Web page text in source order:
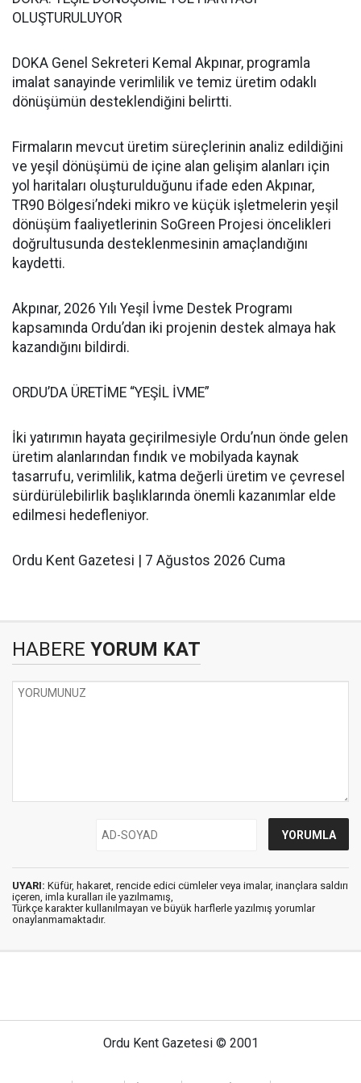
OLUŞTURULUYOR
DOKA Genel Sekreteri Kemal Akpınar, programla
imalat sanayinde verimlilik ve temiz üretim odaklı
dönüşümün desteklendiğini belirtti.
Firmaların mevcut üretim süreçlerinin analiz edildiğini
ve yeşil dönüşümü de içine alan gelişim alanları için
yol haritaları oluşturulduğunu ifade eden Akpınar,
TR90 Bölgesi’ndeki mikro ve küçük işletmelerin yeşil
dönüşüm faaliyetlerinin SoGreen Projesi öncelikleri
doğrultusunda desteklenmesinin amaçlandığını
kaydetti.
Akpınar, 2026 Yılı Yeşil İvme Destek Programı
kapsamında Ordu’dan iki projenin destek almaya hak
kazandığını bildirdi.
ORDU’DA ÜRETİME “YEŞİL İVME”
İki yatırımın hayata geçirilmesiyle Ordu’nun önde gelen
üretim alanlarından fındık ve mobilyada kaynak
tasarrufu, verimlilik, katma değerli üretim ve çevresel
sürdürülebilirlik başlıklarında önemli kazanımlar elde
edilmesi hedefleniyor.
Ordu Kent Gazetesi | 7 Ağustos 2026 Cuma
HABERE YORUM KAT
UYARI: Küfür, hakaret, rencide edici cümleler veya imalar, inançlara saldırı
içeren, imla kuralları ile yazılmamış,
Türkçe karakter kullanılmayan ve büyük harflerle yazılmış yorumlar
onaylanmamaktadır.
Ordu Kent Gazetesi © 2001